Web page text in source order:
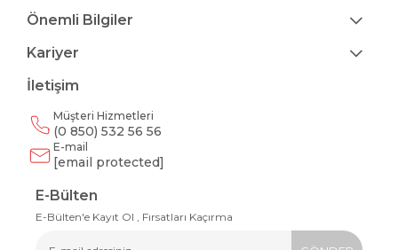
Önemli Bilgiler
Kariyer
İletişim
Müşteri Hizmetleri
(0 850) 532 56 56
E-mail
[email protected]
E-Bülten
E-Bülten'e Kayıt Ol , Fırsatları Kaçırma